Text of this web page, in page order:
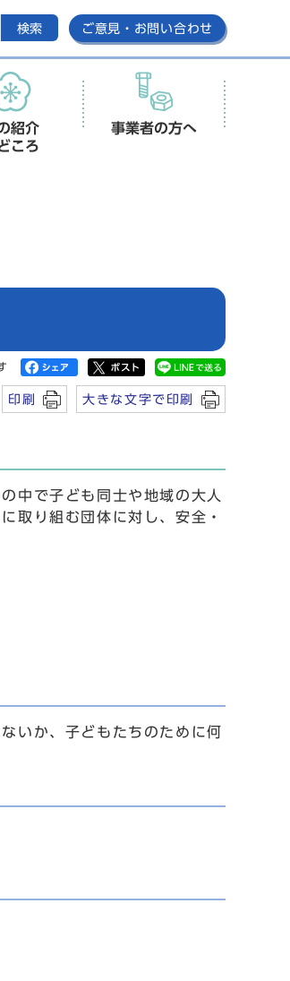
検索 ご意見・お問い合わせ
紹介
ころ
事業者の方へ
印刷 大きな文字で印刷
中で子ども同士や地域の大人
取り組む団体に対し、安全・
いか、子どもたちのために何